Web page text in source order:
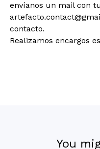
envíanos un mail con
contacto.
Realizamos encargos
You